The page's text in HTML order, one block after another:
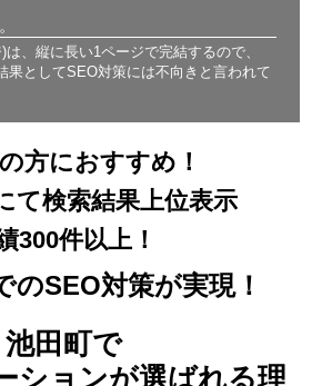
、縦に長い1ページで完結するので、
果としてSEO対策には不向きと言われて
方におすすめ！
て検索結果上位表示
300件以上！
のSEO対策が実現！
池田町で
ションが選ばれる理